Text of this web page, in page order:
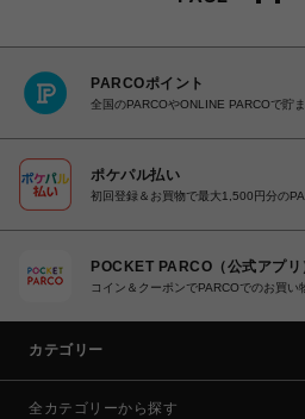
PARCOポイント
全国のPARCOやONLINE PARCOで貯
ポケパル払い
初回登録＆お買物で最大1,500円分の
POCKET PARCO（公式アプリ
コイン＆クーポンでPARCOでのお買い
カテゴリー
全カテゴリーから探す